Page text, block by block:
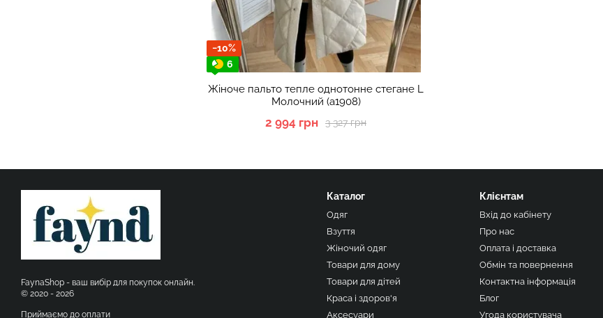
−10%
6
Жіноче пальто тепле однотонне стегане L
Молочний (а1908)
3 327 грн
2 994 грн
FaynaShop - ваш вибір для покупок онлайн.
© 2020 - 2026
Приймаємо до оплати
Каталог
Одяг
Взуття
Жіночий одяг
Товари для дому
Товари для дітей
Краса і здоров'я
Аксесуари
Клієнтам
Вхід до кабінету
Про нас
Оплата і доставка
Обмін та повернення
Контактна інформація
Блог
Угода користувача